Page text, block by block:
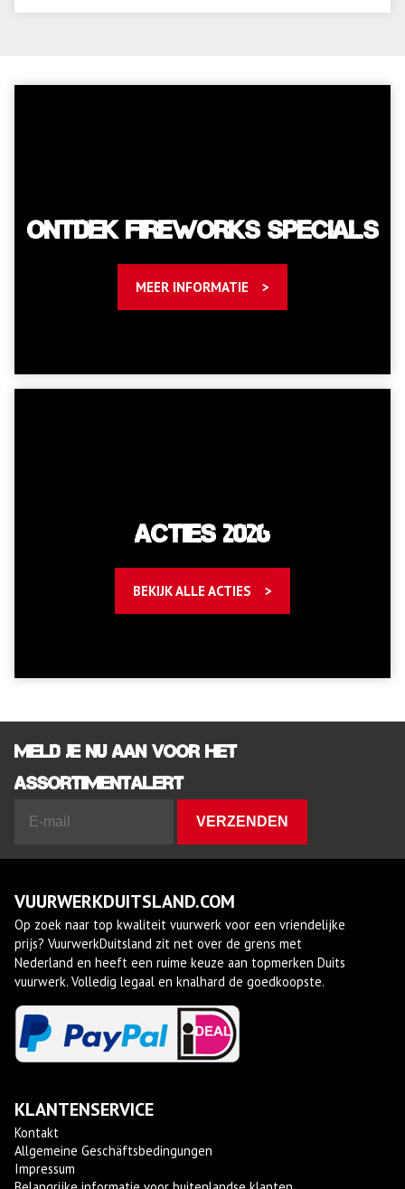
Ontdek Fireworks Specials
MEER INFORMATIE
Acties 2026
BEKIJK ALLE ACTIES
Meld je nu aan voor het
assortimentalert
VUURWERKDUITSLAND.COM
Op zoek naar top kwaliteit vuurwerk voor een vriendelijke
prijs? VuurwerkDuitsland zit net over de grens met
Nederland en heeft een ruime keuze aan topmerken Duits
vuurwerk. Volledig legaal en knalhard de goedkoopste.
KLANTENSERVICE
Kontakt
Allgemeine Geschäftsbedingungen
Impressum